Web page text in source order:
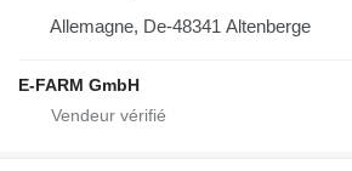
Allemagne, De-48341 Altenberge
E-FARM GmbH